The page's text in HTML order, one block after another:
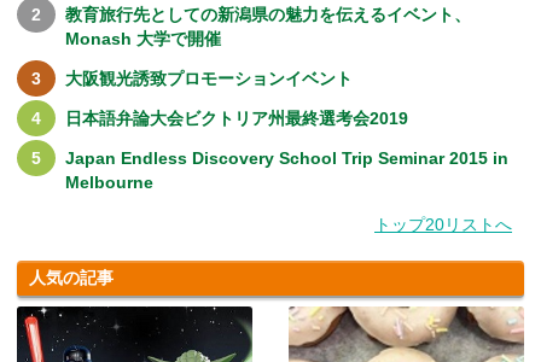
教育旅行先としての新潟県の魅力を伝えるイベント、
Monash 大学で開催
大阪観光誘致プロモーションイベント
日本語弁論大会ビクトリア州最終選考会2019
Japan Endless Discovery School Trip Seminar 2015 in
Melbourne
トップ20リストへ
人気の記事